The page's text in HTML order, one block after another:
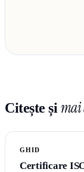
Citește și mai
GHID
Certificare